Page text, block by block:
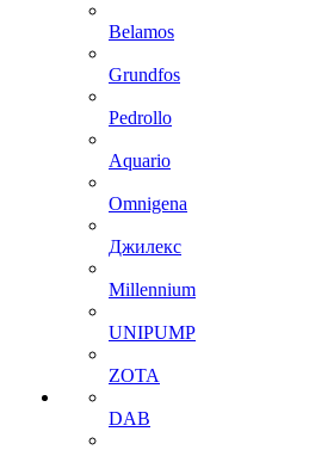
Belamos
Grundfos
Pedrollo
Aquario
Omnigena
Джилекс
Millennium
UNIPUMP
ZOTA
DAB